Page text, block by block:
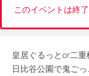
このイベントは終了
皇居ぐるっとor二
日比谷公園で鬼ご